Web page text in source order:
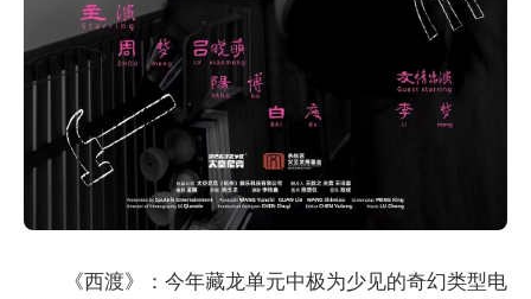
《西渡》：今年藏龙单元中极为少见的奇幻类型电